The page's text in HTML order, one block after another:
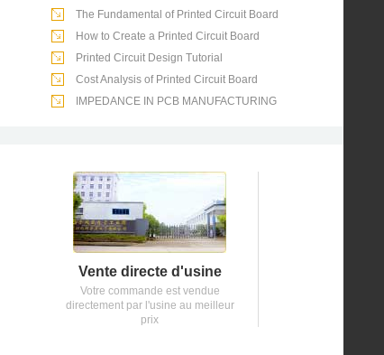
The Fundamental of Printed Circuit Board
How to Create a Printed Circuit Board
Printed Circuit Design Tutorial
Cost Analysis of Printed Circuit Board
IMPEDANCE IN PCB MANUFACTURING
Vente directe d'usine
Votre commande est vendue
directement par l'usine au meilleur
prix